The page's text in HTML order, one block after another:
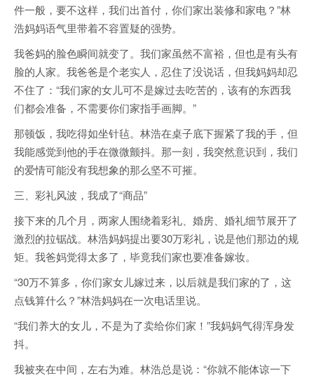
件一般，要不这样，我们出首付，你们家出装修和家电？”林
浩妈妈语气里带着不容置疑的强势。
我爸妈的脸色瞬间就变了。我们家虽然不富裕，但也是有头有
脸的人家。我爸爸是个老实人，忍住了没说话，但我妈妈却忍
不住了：“我们家的女儿可不是嫁过去吃苦的，该有的东西我
们都会准备，不需要你们家指手画脚。”
那顿饭，我吃得如坐针毡。林浩在桌子底下握紧了我的手，但
我能感觉到他的手在微微颤抖。那一刻，我突然意识到，我们
的爱情可能没有我想象的那么坚不可摧。
三、彩礼风波，我成了“商品”
接下来的几个月，两家人围绕着彩礼、婚房、婚礼细节展开了
激烈的拉锯战。林浩妈妈提出要30万彩礼，说是他们那边的规
矩。我爸妈觉得太多了，毕竟我们家也要准备嫁妆。
“30万不算多，你们家女儿嫁过来，以后就是我们家的了，这
点钱算什么？”林浩妈妈在一次电话里说。
“我们养大的女儿，不是为了卖给你们家！”我妈妈气得浑身发
抖。
我被夹在中间，左右为难。林浩总是说：“你就不能体谅一下